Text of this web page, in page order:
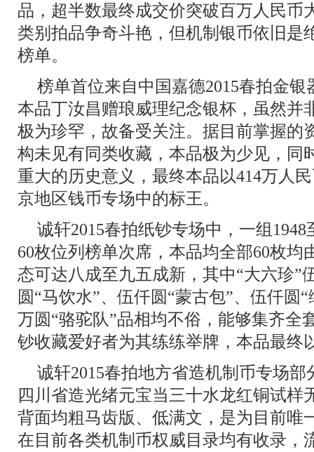
品，超半数最终成交价突破百万人民币
类别拍品争奇斗艳，但机制银币依旧是
榜单。
榜单首位来自中国嘉德2015春拍金
本品丁汝昌赠琅威理纪念银杯，虽然并
极为珍罕，故备受关注。据目前掌握的
构未见有同类收藏，本品极为少见，同
重大的历史意义，最终本品以414万人
京地区钱币专场中的标王。
诚轩2015春拍纸钞专场中，一组
60枚位列榜单次席，本品均全部60枚均
态可达八成至九五成新，其中“大六珍”
圆“马饮水”、伍仟圆“蒙古包”、伍仟圆
万圆“骆驼队”品相均不俗，能够集齐全
钞收藏爱好者为其练练举牌，本品最终
诚轩2015春拍地方省造机制币专场部
四川省造光绪元宝当三十水龙红铜试样
背面均粗马齿版、低满文，是为目前唯
在目前各类机制币权威目录均有收录，